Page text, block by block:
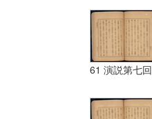
61 演説第七回